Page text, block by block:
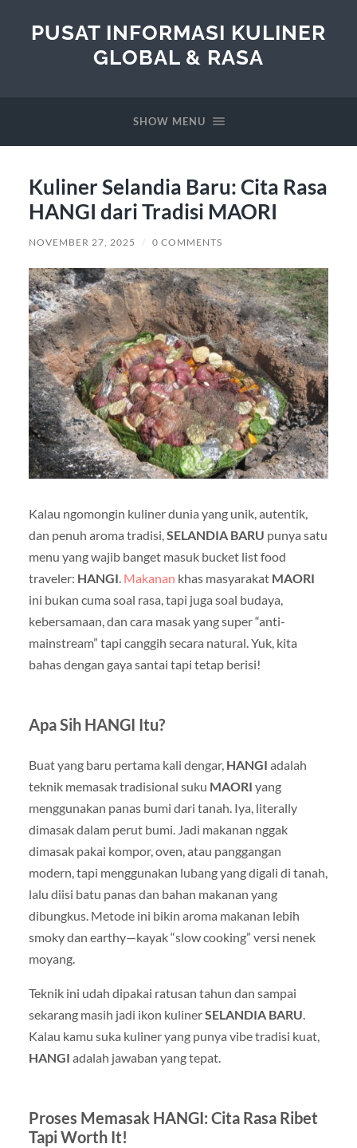
PUSAT INFORMASI KULINER
GLOBAL & RASA
SHOW MENU
Kuliner Selandia Baru: Cita Rasa
HANGI dari Tradisi MAORI
NOVEMBER 27, 2025 / 0 COMMENTS
Kalau ngomongin kuliner dunia yang unik, autentik,
dan penuh aroma tradisi,SELANDIA BARU punya satu
menu yang wajib banget masuk bucket list food
traveler: HANGI. Makanan khas masyarakat MAORI
ini bukan cuma soal rasa, tapi juga soal budaya,
kebersamaan, dan cara masak yang super “anti-
mainstream” tapi canggih secara natural. Yuk, kita
bahas dengan gaya santai tapi tetap berisi!
Apa Sih HANGI Itu?
Buat yang baru pertama kali dengar, HANGI adalah
teknik memasak tradisional suku MAORI yang
menggunakan panas bumi dari tanah. Iya, literally
dimasak dalam perut bumi. Jadi makanan nggak
dimasak pakai kompor, oven, atau panggangan
modern, tapi menggunakan lubang yang digali di tanah,
lalu diisi batu panas dan bahan makanan yang
dibungkus. Metode ini bikin aroma makanan lebih
smoky dan earthy—kayak “slow cooking” versi nenek
moyang.
Teknik ini udah dipakai ratusan tahun dan sampai
sekarang masih jadi ikon kulinerSELANDIA BARU.
Kalau kamu suka kuliner yang punya vibe tradisi kuat,
HANGI adalah jawaban yang tepat.
Proses Memasak HANGI: Cita Rasa Ribet
Tapi Worth It!